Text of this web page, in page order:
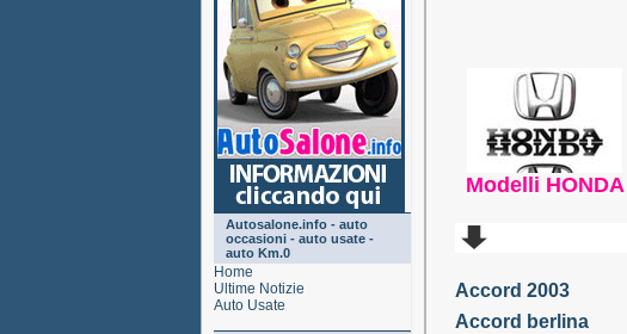
Autosalone.info - auto
occasioni - auto usate -
auto Km.0
Home
Ultime Notizie
Auto Usate
Modelli HONDA
Accord 2003
Accord berlina